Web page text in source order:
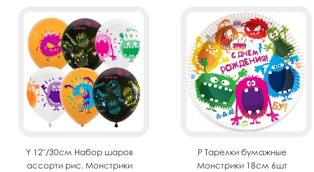
Y 12"/30см Набор шаров
ассорти рис. Монстрики
P Тарелки бумажные
Монстрики 18см 6шт